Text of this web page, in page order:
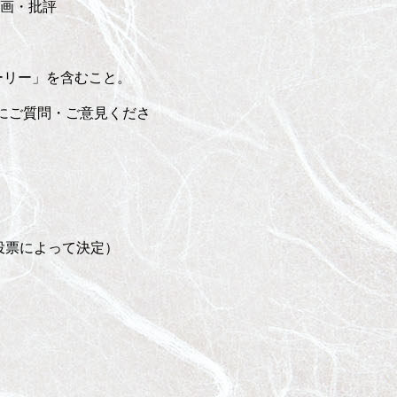
・批評
ー」を含むこと。
質問・ご意見くださ
によって決定）